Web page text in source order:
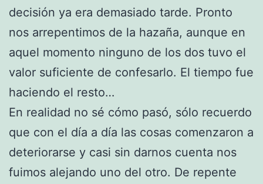
decisión ya era demasiado tarde. Pronto
nos arrepentimos de la hazaña, aunque en
aquel momento ninguno de los dos tuvo el
valor suficiente de confesarlo. El tiempo fue
haciendo el resto…
En realidad no sé cómo pasó, sólo recuerdo
que con el día a día las cosas comenzaron a
deteriorarse y casi sin darnos cuenta nos
fuimos alejando uno del otro. De repente